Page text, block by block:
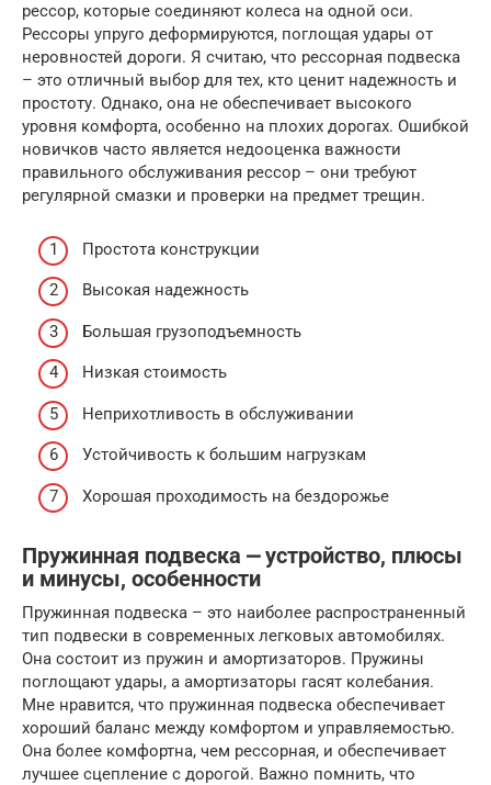
рессор, которые соединяют колеса на одной оси.
Рессоры упруго деформируются, поглощая удары от
неровностей дороги. Я считаю, что рессорная подвеска
– это отличный выбор для тех, кто ценит надежность и
простоту. Однако, она не обеспечивает высокого
уровня комфорта, особенно на плохих дорогах. Ошибкой
новичков часто является недооценка важности
правильного обслуживания рессор – они требуют
регулярной смазки и проверки на предмет трещин.
Простота конструкции
Высокая надежность
Большая грузоподъемность
Низкая стоимость
Неприхотливость в обслуживании
Устойчивость к большим нагрузкам
Хорошая проходимость на бездорожье
Пружинная подвеска ⎼ устройство, плюсы
и минусы, особенности
Пружинная подвеска – это наиболее распространенный
тип подвески в современных легковых автомобилях.
Она состоит из пружин и амортизаторов. Пружины
поглощают удары, а амортизаторы гасят колебания.
Мне нравится, что пружинная подвеска обеспечивает
хороший баланс между комфортом и управляемостью.
Она более комфортна, чем рессорная, и обеспечивает
лучшее сцепление с дорогой. Важно помнить, что